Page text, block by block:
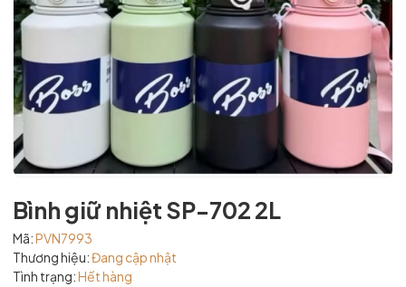
Bình giữ nhiệt SP-702 2L
Mã:PVN7993
Thương hiệu:Đang cập nhật
Tình trạng:Hết hàng